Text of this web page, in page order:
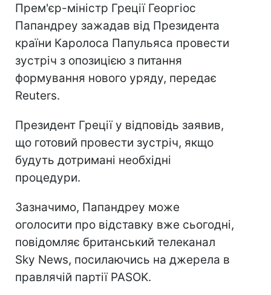
Прем'єр-міністр Греції Георгіос
Папандреу зажадав від Президента
країни Каролоса Папульяса провести
зустріч з опозицією з питання
формування нового уряду, передає
Reuters.
Президент Греції у відповідь заявив,
що готовий провести зустріч, якщо
будуть дотримані необхідні
процедури.
Зазначимо, Папандреу може
оголосити про відставку вже сьогодні,
повідомляє британський телеканал
Sky News, посилаючись на джерела в
правлячій партії PASOK.